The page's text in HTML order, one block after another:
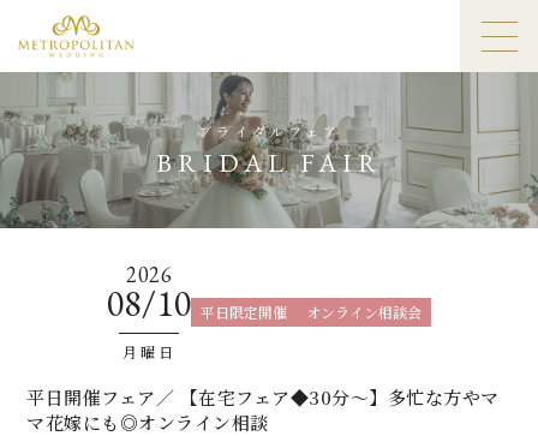
ブライダルフェア
BRIDAL FAIR
2026
08/10
月曜日
平日限定開催 オンライン相談会
平日開催フェア／ 【在宅フェア◆30分〜】多忙な方やマ
マ花嫁にも◎オンライン相談